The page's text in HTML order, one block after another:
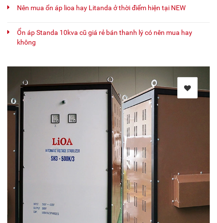
Nên mua ổn áp lioa hay Litanda ở thời điểm hiện tại NEW
Ổn áp Standa 10kva cũ giá rẻ bán thanh lý có nên mua hay
không